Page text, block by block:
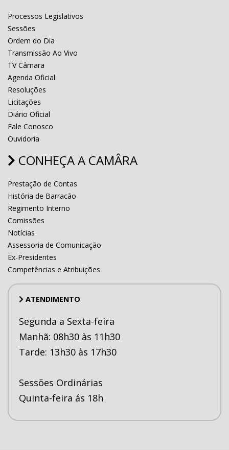
Processos Legislativos
Sessões
Ordem do Dia
Transmissão Ao Vivo
TV Câmara
Agenda Oficial
Resoluções
Licitações
Diário Oficial
Fale Conosco
Ouvidoria
CONHEÇA A CAMÂRA
Prestação de Contas
História de Barracão
Regimento Interno
Comissões
Notícias
Assessoria de Comunicação
Ex-Presidentes
Competências e Atribuições
ATENDIMENTO
Segunda a Sexta-feira
Manhã: 08h30 às 11h30
Tarde: 13h30 às 17h30
Sessões Ordinárias
Quinta-feira ás 18h